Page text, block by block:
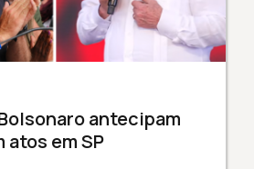
antecipam
em SP